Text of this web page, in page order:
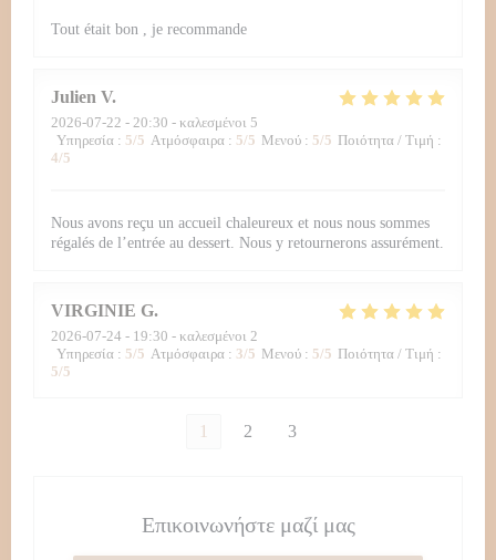
Tout était bon , je recommande
Julien V
2026-07-22 - 20:30 - καλεσμένοι 5
Υπηρεσία : 5/5 Ατμόσφαιρα : 5/5 Μενού : 5/5 Ποιότητα / Τιμή :
4/5
Nous avons reçu un accueil chaleureux et nous nous sommes
régalés de l’entrée au dessert. Nous y retournerons assurément.
VIRGINIE G
2026-07-24 - 19:30 - καλεσμένοι 2
Υπηρεσία : 5/5 Ατμόσφαιρα : 3/5 Μενού : 5/5 Ποιότητα / Τιμή :
5/5
1 2 3
Επικοινωνήστε μαζί μας